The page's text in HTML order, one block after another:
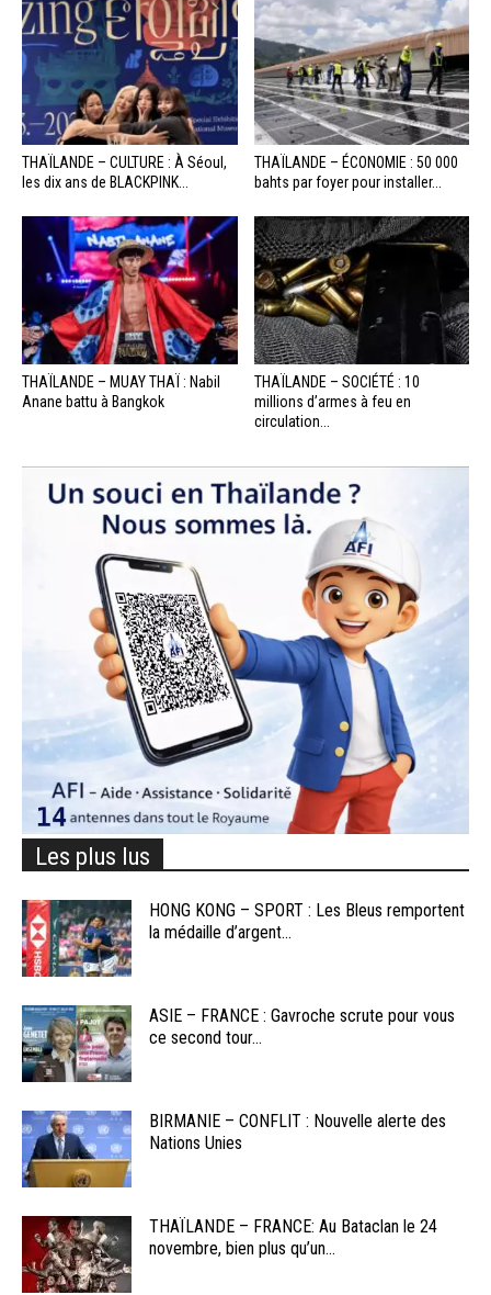
THAÏLANDE – CULTURE : À Séoul,
les dix ans de BLACKPINK...
THAÏLANDE – ÉCONOMIE : 50 000
bahts par foyer pour installer...
THAÏLANDE – MUAY THAÏ : Nabil
Anane battu à Bangkok
THAÏLANDE – SOCIÉTÉ : 10
millions d’armes à feu en
circulation...
Les plus lus
HONG KONG – SPORT : Les Bleus remportent
la médaille d’argent...
ASIE – FRANCE : Gavroche scrute pour vous
ce second tour...
BIRMANIE – CONFLIT : Nouvelle alerte des
Nations Unies
THAÏLANDE – FRANCE: Au Bataclan le 24
novembre, bien plus qu’un...